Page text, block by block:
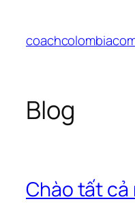
phần
Blog
Chào tất cả